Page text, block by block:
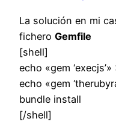
La solución en mi
fichero Gemfile
[shell]
echo «gem
echo «gem
bundle install
[/shell]